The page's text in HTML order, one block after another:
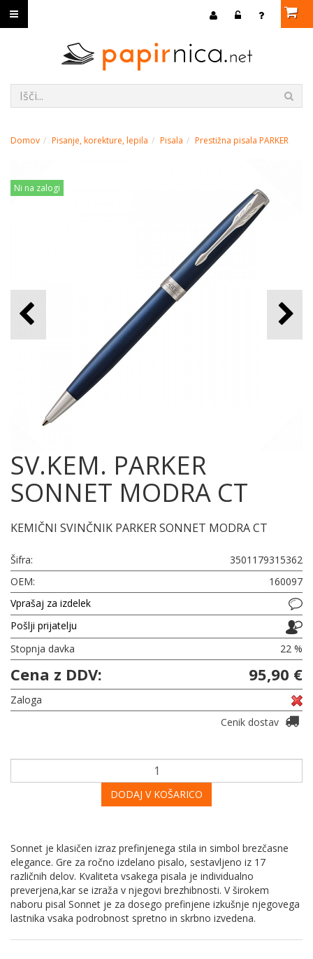
Domov Pisanje, korekture, lepila Pisala Prestižna pisala PARKER
Ni na zalogi
SV.KEM. PARKER
SONNET MODRA CT
KEMIČNI SVINČNIK PARKER SONNET MODRA CT
Šifra:
3501179315362
OEM:
160097
Vprašaj za izdelek
Pošlji prijatelju
Stopnja davka
22 %
Cena z DDV: 95,90 €
Zaloga
Cenik dostav
DODAJ V KOŠARICO
Sonnet je klasičen izraz prefinjenega stila in simbol brezčasne
elegance. Gre za ročno izdelano pisalo, sestavljeno iz 17
različnih delov. Kvaliteta vsakega pisala je individualno
preverjena,kar se izraža v njegovi brezhibnosti. V širokem
naboru pisal Sonnet je za dosego prefinjene izkušnje njegovega
lastnika vsaka podrobnost spretno in skrbno izvedena.